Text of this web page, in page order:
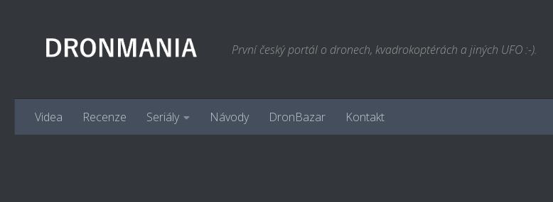
První český portál o dronech, kvadrokoptérách a jiných UFO :-).
Videa Recenze Seriály Návody DronBazar Kontakt